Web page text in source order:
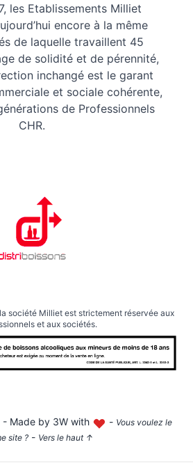
les Etablissements Milliet
encore à la même
de laquelle travaillent 45
de solidité et de pérennité,
inchangé est le garant
et sociale cohérente,
de Professionnels
CHR.
société Milliet est strictement réservée aux
et aux sociétés.
Made by 3W with - Vous voulez le
site ?- Vers le haut ↑